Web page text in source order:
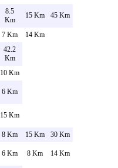
8.5
Km
15 Km 45 Km
7 Km 14 Km
42.2
Km
10 Km
6 Km
15 Km
8 Km 15 Km 30 Km
6 Km 8 Km 14 Km